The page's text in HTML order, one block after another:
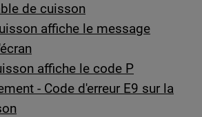
de cuisson
affiche le message
affiche le code P
- Code d'erreur E9 sur la